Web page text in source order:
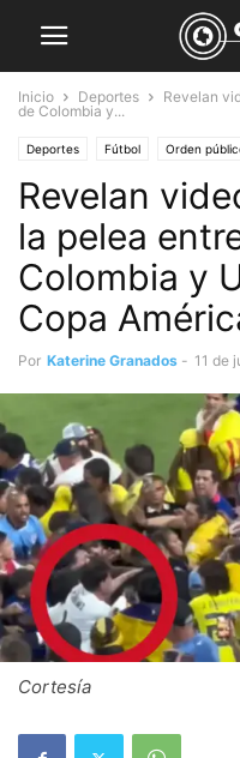
Inicio Deportes
Revelan
de Colombia y...
Deportes Fútbol Orden
Revelan
la pelea
Colombia y
Copa
Por Katerine Granados - 11 de
Cortesía